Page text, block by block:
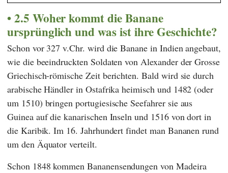
2.5 Woher kommt die Banane
ursprünglich und was ist ihre Geschichte?
Schon vor 327 v.Chr. wird die Banane in Indien angebaut,
wie die beeindruckten Soldaten vonAlexander der Grosse
Griechisch-römische Zeit berichten. Bald wird sie durch
arabische Händler in Ostafrika heimisch und 1482 (oder
um 1510) bringen portugiesische Seefahrer sie aus
Guinea auf die kanarischen Inseln und 1516 von dort in
die Karibik. Im 16. Jahrhundert findet man Bananen rund
um den Äquator verteilt.
Schon 1848 kommen Bananensendungen von Madeira